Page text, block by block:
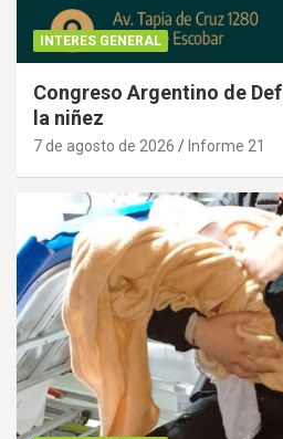
INTERES GENERAL
Congreso Argentino de
la niñez
7 de agosto de 2026 Informe 21